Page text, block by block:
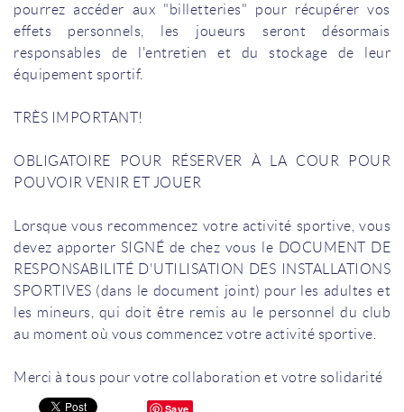
pourrez accéder aux "billetteries" pour récupérer vos
effets personnels, les joueurs seront désormais
responsables de l'entretien et du stockage de leur
équipement sportif.
TRÈS IMPORTANT!
OBLIGATOIRE POUR RÉSERVER À LA COUR POUR
POUVOIR VENIR ET JOUER
Lorsque vous recommencez votre activité sportive, vous
devez apporter SIGNÉ de chez vous le DOCUMENT DE
RESPONSABILITÉ D'UTILISATION DES INSTALLATIONS
SPORTIVES (dans le document joint) pour les adultes et
les mineurs, qui doit être remis au le personnel du club
au moment où vous commencez votre activité sportive.
Merci à tous pour votre collaboration et votre solidarité
Save